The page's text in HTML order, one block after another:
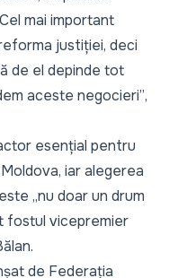
mai important
justiției, deci
de el depinde tot
aceste negocieri”,
esențial pentru
iar alegerea
„nu doar un drum
fostul vicepremier
de Federația